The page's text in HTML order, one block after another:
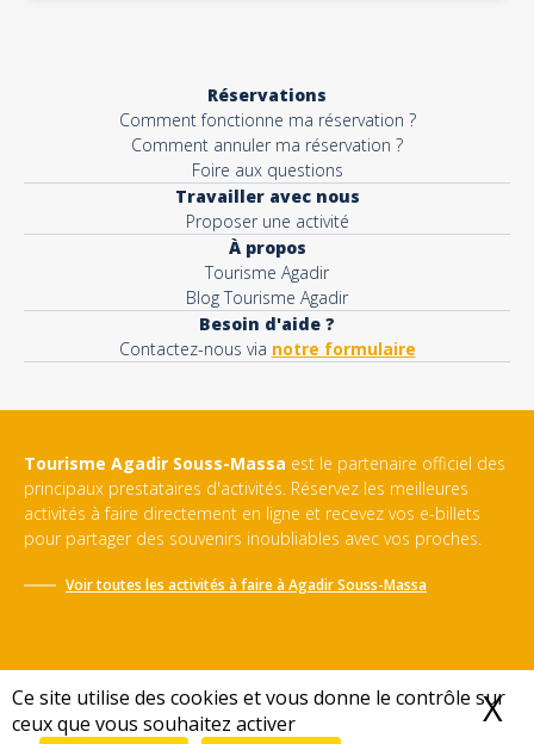
Ce site utilise des cookies et vous donne le contrôle sur
ceux que vous souhaitez activer
X
Réservations
Comment fonctionne ma réservation ?
Comment annuler ma réservation ?
Foire aux questions
Travailler avec nous
Proposer une activité
À propos
Tourisme Agadir
Blog Tourisme Agadir
Besoin d'aide ?
Contactez-nous via notre formulaire
Tourisme Agadir Souss-Massa est le partenaire officiel des
principaux prestataires d'activités. Réservez les meilleures
activités à faire directement en ligne et recevez vos e-billets
pour partager des souvenirs inoubliables avec vos proches.
Voir toutes les activités à faire àAgadir Souss-Massa
Conditions générales de vente-Politique de confidentialité-